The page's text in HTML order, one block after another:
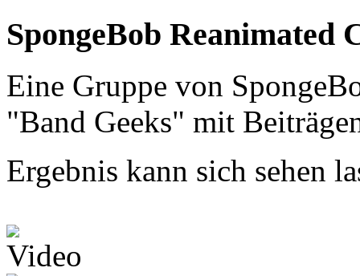
SpongeBob Reanimated
Eine Gruppe von
"Band Geeks" mit
Ergebnis kann sich sehen